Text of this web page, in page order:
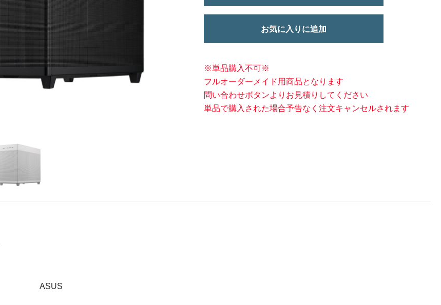
お気に入りに追加
※単品購入不可※
フルオーダーメイド用商品となります
問い合わせボタンよりお見積りしてください
単品で購入された場合予告なく注文キャンセルされます
ASUS